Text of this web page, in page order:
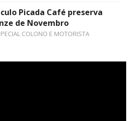
Picada Café preserva
de Novembro
COLONO E MOTORISTA